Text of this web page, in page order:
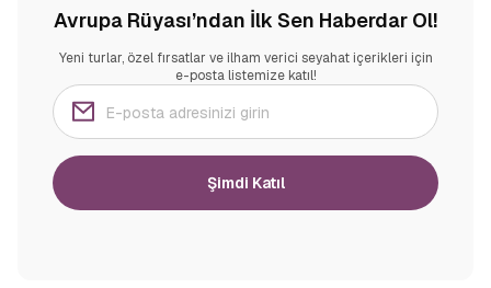
Avrupa Rüyası’ndan İlk Sen Haberdar Ol!
Yeni turlar, özel fırsatlar ve ilham verici seyahat içerikleri için
e-posta listemize katıl!
Şimdi Katıl